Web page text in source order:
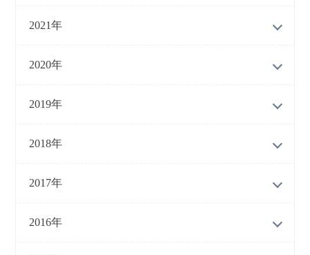
2021年
2020年
2019年
2018年
2017年
2016年